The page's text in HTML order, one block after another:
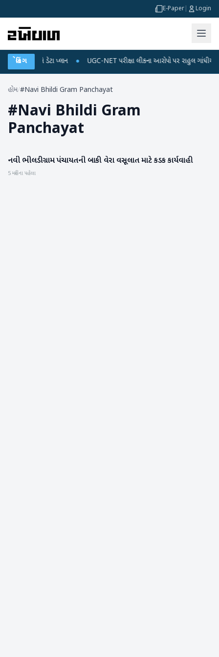
E-Paper Login
બ્રેકિંગ
રિચાર્જ અને ડેટા પ્લાન ● UGC-NET પરીક્ષા લીકના આરોપો પર રાહુલ ગાંધીએ કેન્દ્ર
હોમ/#Navi Bhildi Gram Panchayat
#Navi Bhildi Gram
Panchayat
બનાસકાંઠા
નવી ભીલડી ગ્રામ પંચાયતની બાકી વેરા વસૂલાત માટે કડક કાર્યવાહી
5 મહિના પહેલા